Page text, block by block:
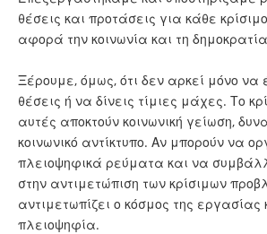
θέσεις και προτάσεις για κάθε
αφορά την κοινωνία και τη
Ξέρουμε, όμως, ότι δεν αρκεί μόνο να
θέσεις ή να δίνεις τίμιες μάχες. Το
αυτές αποκτούν κοινωνική γείωση,
κοινωνικό αντίκτυπο. Αν μπορούν να
πλειοψηφικά ρεύματα και να
στην αντιμετώπιση των κρίσιμων
αντιμετωπίζει ο κόσμος της εργασίας
πλειοψηφία.